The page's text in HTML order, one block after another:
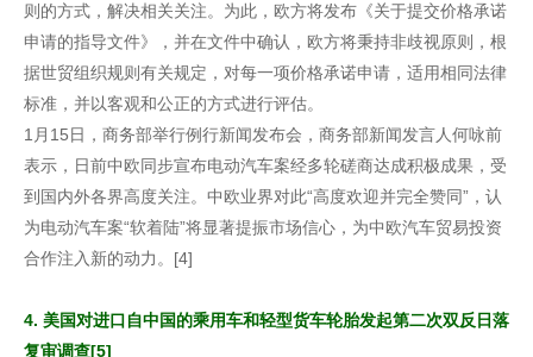
则的方式，解决相关关注。为此，欧方将发布《关于提交价格承诺
申请的指导文件》，并在文件中确认，欧方将秉持非歧视原则，根
据世贸组织规则有关规定，对每一项价格承诺申请，适用相同法律
标准，并以客观和公正的方式进行评估。
1月15日，商务部举行例行新闻发布会，商务部新闻发言人何咏前
表示，日前中欧同步宣布电动汽车案经多轮磋商达成积极成果，受
到国内外各界高度关注。中欧业界对此“高度欢迎并完全赞同”，认
为电动汽车案“软着陆”将显著提振市场信心，为中欧汽车贸易投资
合作注入新的动力。[4]
4. 美国对进口自中国的乘用车和轻型货车轮胎发起第二次双反日落
复审调查[5]